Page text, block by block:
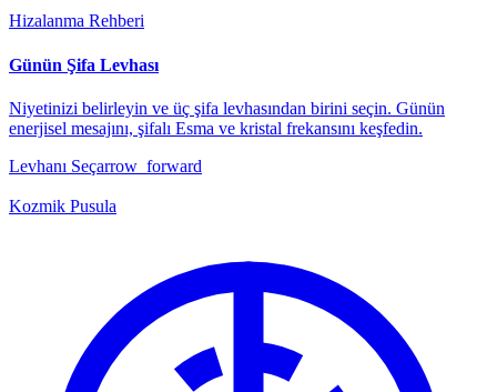
Hizalanma Rehberi
Günün Şifa Levhası
Niyetinizi belirleyin ve üç şifa levhasından birini seçin. Günün
enerjisel mesajını, şifalı Esma ve kristal frekansını keşfedin.
Levhanı Seçarrow_forward
Kozmik Pusula